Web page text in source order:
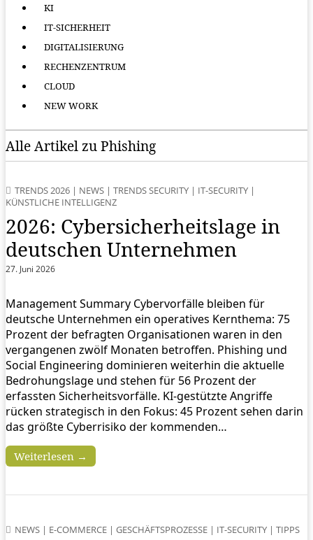
KI
IT-SICHERHEIT
DIGITALISIERUNG
RECHENZENTRUM
CLOUD
NEW WORK
Alle Artikel zu Phishing
TRENDS 2026 | NEWS | TRENDS SECURITY | IT-SECURITY |
KÜNSTLICHE INTELLIGENZ
2026: Cybersicherheitslage in
deutschen Unternehmen
27. Juni 2026
Management Summary Cybervorfälle bleiben für
deutsche Unternehmen ein operatives Kernthema: 75
Prozent der befragten Organisationen waren in den
vergangenen zwölf Monaten betroffen. Phishing und
Social Engineering dominieren weiterhin die aktuelle
Bedrohungslage und stehen für 56 Prozent der
erfassten Sicherheitsvorfälle. KI-gestützte Angriffe
rücken strategisch in den Fokus: 45 Prozent sehen darin
das größte Cyberrisiko der kommenden…
Weiterlesen →
NEWS | E-COMMERCE | GESCHÄFTSPROZESSE | IT-SECURITY | TIPPS